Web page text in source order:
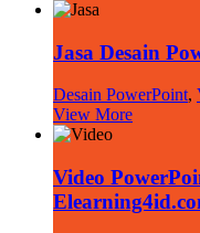
Jasa Desain
Desain PowerPoint,
View More
Video